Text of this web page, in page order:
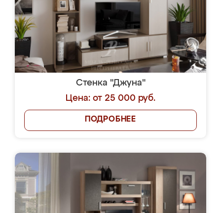
Стенка "Джуна"
Цена: от 25 000 руб.
ПОДРОБНЕЕ